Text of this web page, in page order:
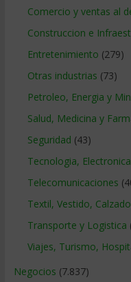
Comercio y ventas al
Construccion e
Entretenimiento (279)
Otras industrias (73)
Petroleo, Energia y
Salud, Medicina y
Seguridad (43)
Tecnologia,
Telecomunicaciones
Textil, Vestido,
Transporte y Logistica
Viajes, Turismo,
Negocios (7.837)